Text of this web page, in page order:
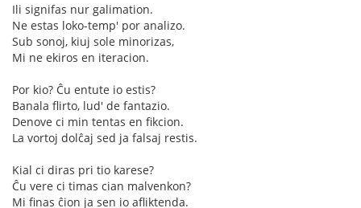
Ili signifas nur galimation.
Ne estas loko-temp' por analizo.
Sub sonoj, kiuj sole minorizas,
Mi ne ekiros en iteracion.
Por kio? Ĉu entute io estis?
Banala flirto, lud' de fantazio.
Denove ci min tentas en fikcion.
La vortoj dolĉaj sed ja falsaj restis.
Kial ci diras pri tio karese?
Ĉu vere ci timas cian malvenkon?
Mi finas ĉion ja sen io afliktenda.